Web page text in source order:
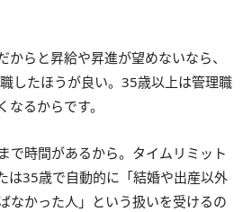
からと昇給や昇進が望めないなら、
したほうが良い。35歳以上は管理職
るからです。
で時間があるから。タイムリミット
は35歳で自動的に「結婚や出産以外
なかった人」という扱いを受けるの